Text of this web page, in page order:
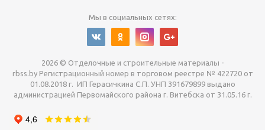
Мы в социальных сетях:
2026 © Отделочные и строительные материалы -
rbss.by Регистрационный номер в торговом реестре № 422720 от
01.08.2018 г. ИП Герасичкина С.П. УНП 391679899 выдано
администрацией Первомайского района г. Витебска от 31.05.16 г.